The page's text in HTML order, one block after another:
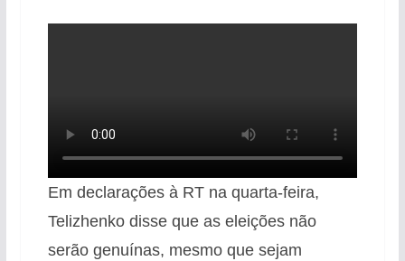
Em declarações à RT na quarta-feira,
Telizhenko disse que as eleições não
serão genuínas, mesmo que sejam